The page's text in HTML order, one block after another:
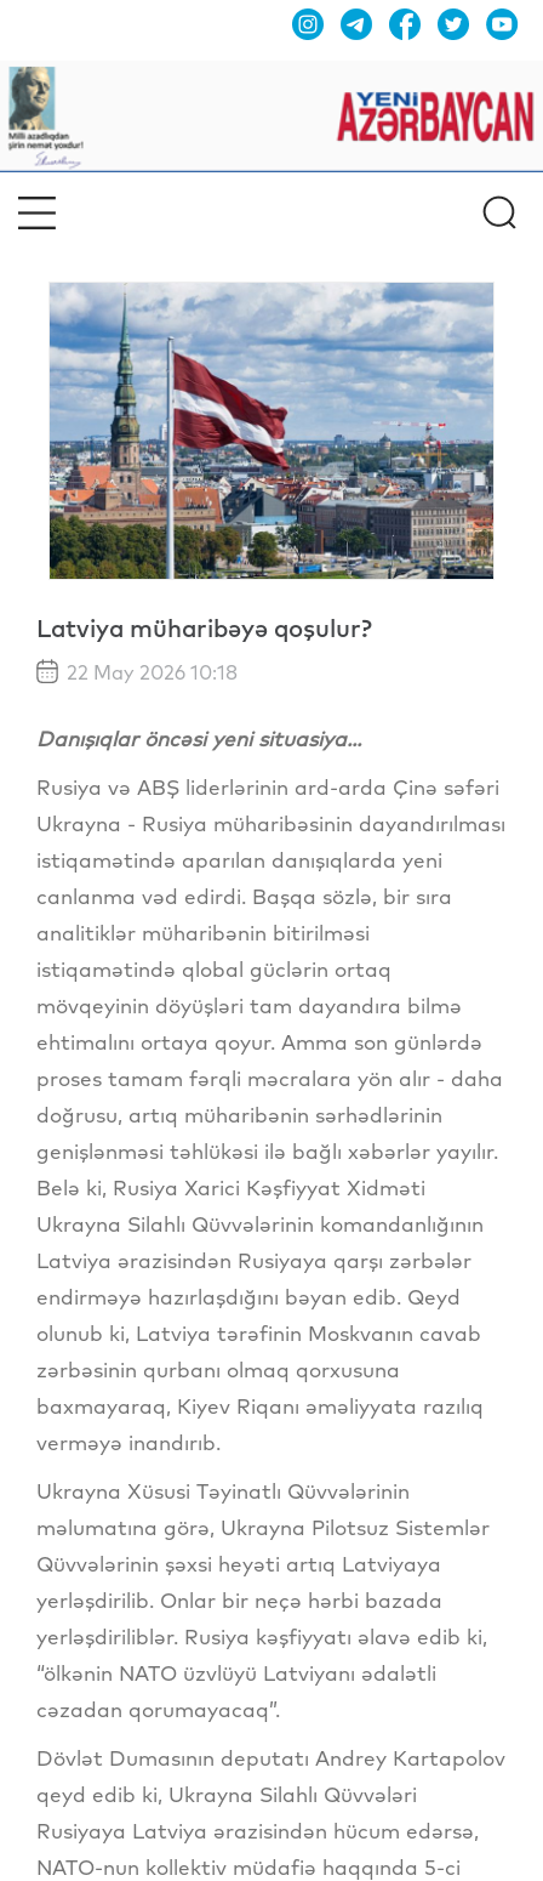
Latviya müharibəyə qoşulur?
22 May 2026 10:18
Danışıqlar öncəsi yeni situasiya...
Rusiya və ABŞ liderlərinin ard-arda Çinə səfəri
Ukrayna - Rusiya müharibəsinin dayandırılması
istiqamətində aparılan danışıqlarda yeni
canlanma vəd edirdi. Başqa sözlə, bir sıra
analitiklər müharibənin bitirilməsi
istiqamətində qlobal güclərin ortaq
mövqeyinin döyüşləri tam dayandıra bilmə
ehtimalını ortaya qoyur. Amma son günlərdə
proses tamam fərqli məcralara yön alır - daha
doğrusu, artıq müharibənin sərhədlərinin
genişlənməsi təhlükəsi ilə bağlı xəbərlər yayılır.
Belə ki, Rusiya Xarici Kəşfiyyat Xidməti
Ukrayna Silahlı Qüvvələrinin komandanlığının
Latviya ərazisindən Rusiyaya qarşı zərbələr
endirməyə hazırlaşdığını bəyan edib. Qeyd
olunub ki, Latviya tərəfinin Moskvanın cavab
zərbəsinin qurbanı olmaq qorxusuna
baxmayaraq, Kiyev Riqanı əməliyyata razılıq
verməyə inandırıb.
Ukrayna Xüsusi Təyinatlı Qüvvələrinin
məlumatına görə, Ukrayna Pilotsuz Sistemlər
Qüvvələrinin şəxsi heyəti artıq Latviyaya
yerləşdirilib. Onlar bir neçə hərbi bazada
yerləşdiriliblər. Rusiya kəşfiyyatı əlavə edib ki,
“ölkənin NATO üzvlüyü Latviyanı ədalətli
cəzadan qorumayacaq”.
Dövlət Dumasının deputatı Andrey Kartapolov
qeyd edib ki, Ukrayna Silahlı Qüvvələri
Rusiyaya Latviya ərazisindən hücum edərsə,
NATO-nun kollektiv müdafiə haqqında 5-ci